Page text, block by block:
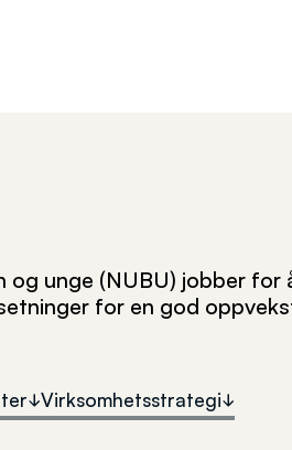
unge (NUBU) jobber for
for en god
Virksomhetsstrategi